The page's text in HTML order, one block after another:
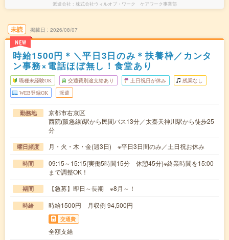
派遣会社 株式会社ウィルオブ・ワーク ケアワーク事業部
未読
NEW
掲載日 2026/08/07
時給1500円＊＼平日3日のみ＊扶養枠／カンタ
ン事務×電話ほぼ無し！食堂あり
職種未経験OK 交通費別途支給あり 土日祝日が休み 残業なし
WEB登録OK 派遣
勤務地
京都市右京区
西院(阪急線)駅から民間バス13分／太秦天神川駅から徒歩25
分
曜日頻度 月・火・木・金(週3日) ※平日3日間のみ／土日祝お休み
時間
09:15～15:15(実働5時間15分 休憩45分)※終業時間を15:00
まで調整OK！
期間 【急募】即日～長期 ※8月～！
時給 時給1500円 月収例 94,500円
交通費
全額支給